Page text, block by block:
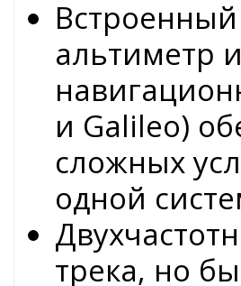
альтиметр
и Galileo)
сложных
одной
трека, но